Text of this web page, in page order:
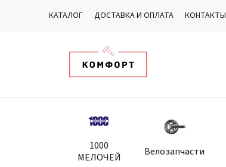
КАТАЛОГ ДОСТАВКА И ОПЛАТА КОНТАКТЫ
1000
МЕЛОЧЕЙ
Велозапчасти